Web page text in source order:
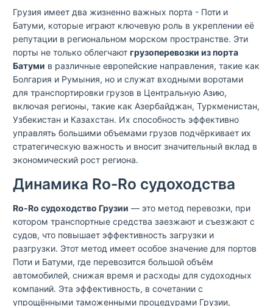
Грузия имеет два жизненно важных порта - Поти и
Батуми, которые играют ключевую роль в укреплении её
репутации в региональном морском пространстве. Эти
порты не только облегчают грузоперевозки из порта
Батуми в различные европейские направления, такие как
Болгария и Румыния, но и служат входными воротами
для транспортировки грузов в Центральную Азию,
включая регионы, такие как Азербайджан, Туркменистан,
Узбекистан и Казахстан. Их способность эффективно
управлять большими объемами грузов подчёркивает их
стратегическую важность и вносит значительный вклад в
экономический рост региона.
Динамика Ro-Ro судоходства
Ro-Ro судоходство Грузии — это метод перевозки, при
котором транспортные средства заезжают и съезжают с
судов, что повышает эффективность загрузки и
разгрузки. Этот метод имеет особое значение для портов
Поти и Батуми, где перевозится большой объём
автомобилей, снижая время и расходы для судоходных
компаний. Эта эффективность, в сочетании с
упрощёнными таможенными процедурами Грузии,